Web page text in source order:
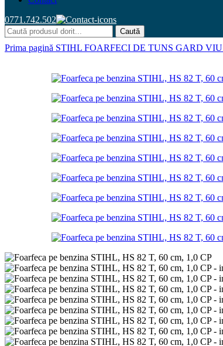
0771.742.502
Caută
Prima pagină STIHL FOARFECI DE TUNS GARD VIU